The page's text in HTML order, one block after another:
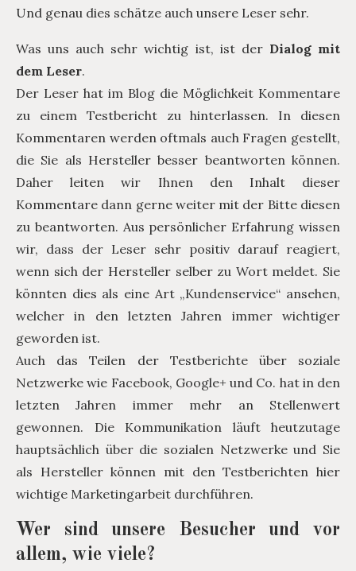
Und genau dies schätze auch unsere Leser sehr.
Was uns auch sehr wichtig ist, ist der Dialog mit
dem Leser.
Der Leser hat im Blog die Möglichkeit Kommentare
zu einem Testbericht zu hinterlassen. In diesen
Kommentaren werden oftmals auch Fragen gestellt,
die Sie als Hersteller besser beantworten können.
Daher leiten wir Ihnen den Inhalt dieser
Kommentare dann gerne weiter mit der Bitte diesen
zu beantworten. Aus persönlicher Erfahrung wissen
wir, dass der Leser sehr positiv darauf reagiert,
wenn sich der Hersteller selber zu Wort meldet. Sie
könnten dies als eine Art „Kundenservice“ ansehen,
welcher in den letzten Jahren immer wichtiger
geworden ist.
Auch das Teilen der Testberichte über soziale
Netzwerke wie Facebook, Google+ und Co. hat in den
letzten Jahren immer mehr an Stellenwert
gewonnen. Die Kommunikation läuft heutzutage
hauptsächlich über die sozialen Netzwerke und Sie
als Hersteller können mit den Testberichten hier
wichtige Marketingarbeit durchführen.
Wer sind unsere Besucher und vor
allem, wie viele?